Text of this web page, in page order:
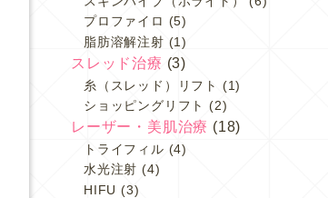
プロファイロ (5)
脂肪溶解注射 (1)
スレッド治療 (3)
糸（スレッド）リフト
(1)
ショッピングリフト
(2)
レーザー・美肌治療 (18)
トライフィル (4)
水光注射 (4)
HIFU (3)